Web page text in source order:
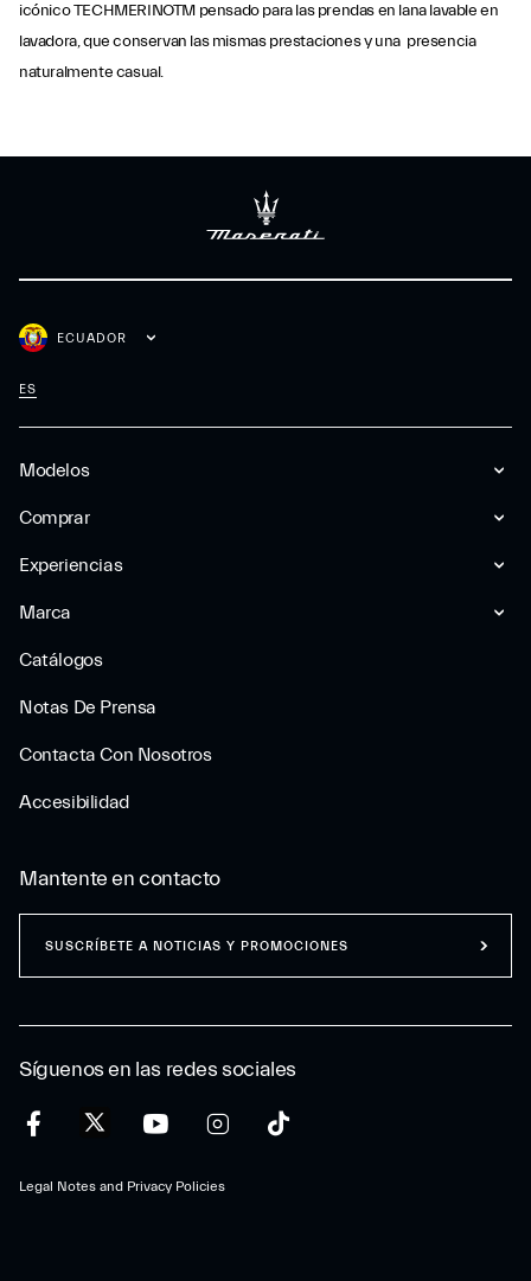
icónico TECHMERINOTM pensado para las prendas en lana lavable en
lavadora, que conservan las mismas prestaciones y una presencia
naturalmente casual.
Modelos
Comprar
Experiencias
Marca
Catálogos
Notas De Prensa
Contacta Con Nosotros
Accesibilidad
ECUADOR
ES
Síguenos en las redes sociales
Legal Notes and Privacy Policies
Mantente en contacto
SUSCRÍBETE A NOTICIAS Y PROMOCIONES